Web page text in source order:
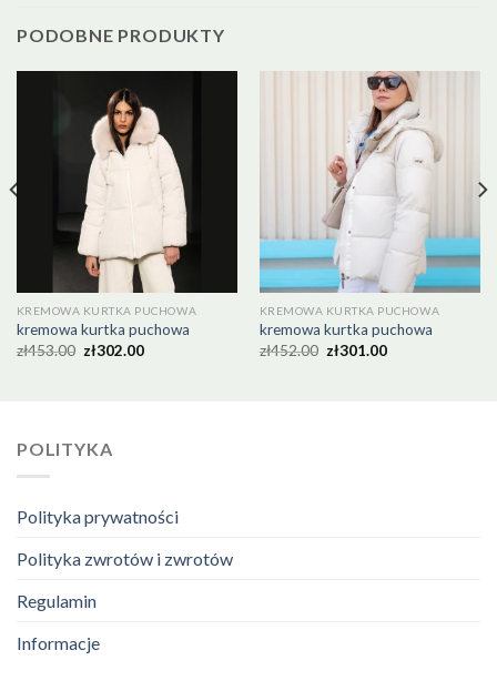
PODOBNE PRODUKTY
KREMOWA KURTKA PUCHOWA
kremowa kurtka puchowa
zł453.00 zł302.00
KREMOWA KURTKA PUCHOWA
kremowa kurtka puchowa
zł452.00 zł301.00
POLITYKA
Polityka prywatności
Polityka zwrotów i zwrotów
Regulamin
Informacje